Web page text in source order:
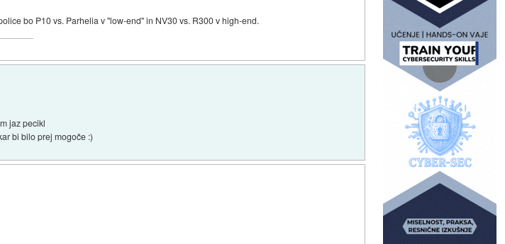
bo P10 vs. Parhelia v "low-end" in NV30 vs. R300 v high-end.
jaz pecikl
bi bilo prej mogoče :)